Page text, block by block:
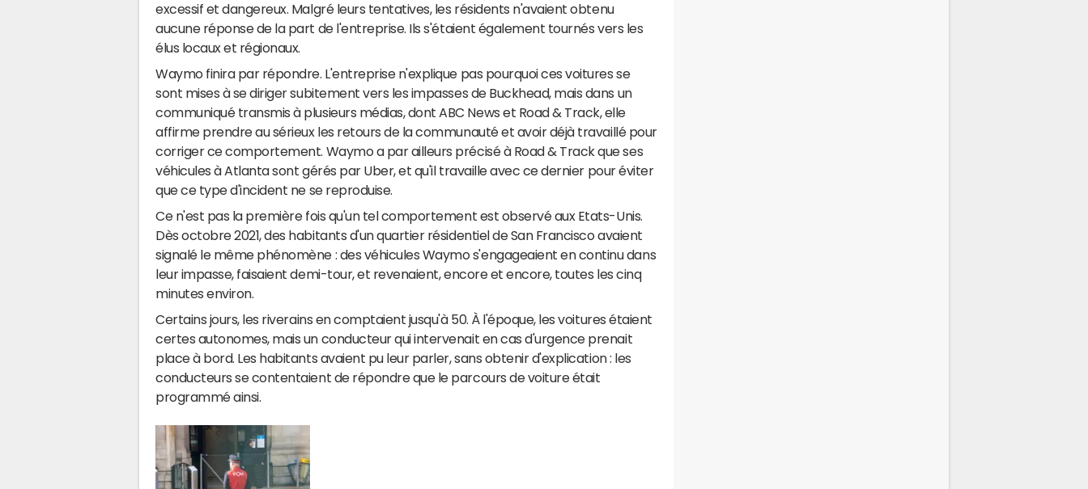
excessif et dangereux. Malgré leurs tentatives, les résidents n'avaient obtenu
aucune réponse de la part de l'entreprise. Ils s'étaient également tournés vers les
élus locaux et régionaux.
Waymo finira par répondre. L'entreprise n'explique pas pourquoi ces voitures se
sont mises à se diriger subitement vers les impasses de Buckhead, mais dans un
communiqué transmis à plusieurs médias, dont ABC News et Road & Track, elle
affirme prendre au sérieux les retours de la communauté et avoir déjà travaillé pour
corriger ce comportement. Waymo a par ailleurs précisé à Road & Track que ses
véhicules à Atlanta sont gérés par Uber, et qu'il travaille avec ce dernier pour éviter
que ce type d'incident ne se reproduise.
Ce n'est pas la première fois qu'un tel comportement est observé aux Etats-Unis.
Dès octobre 2021, des habitants d'un quartier résidentiel de San Francisco avaient
signalé le même phénomène : des véhicules Waymo s'engageaient en continu dans
leur impasse, faisaient demi-tour, et revenaient, encore et encore, toutes les cinq
minutes environ.
Certains jours, les riverains en comptaient jusqu'à 50. À l'époque, les voitures étaient
certes autonomes, mais un conducteur qui intervenait en cas d'urgence prenait
place à bord. Les habitants avaient pu leur parler, sans obtenir d'explication : les
conducteurs se contentaient de répondre que le parcours de voiture était
programmé ainsi.